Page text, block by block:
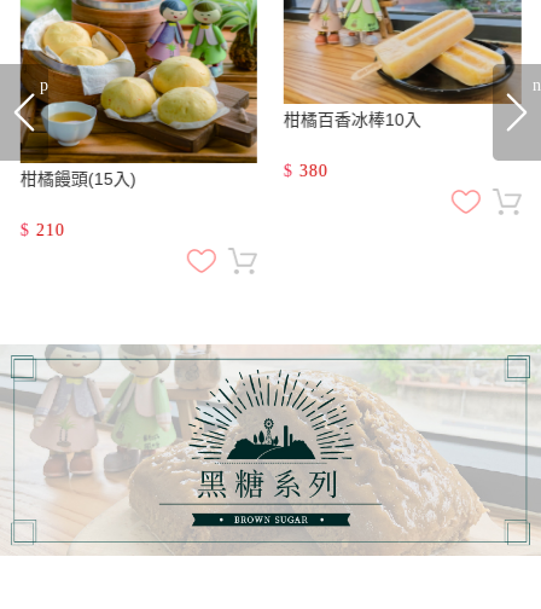
柑橘饅頭(15入)
$ 210
柑橘百香冰棒10入
$ 380
prev